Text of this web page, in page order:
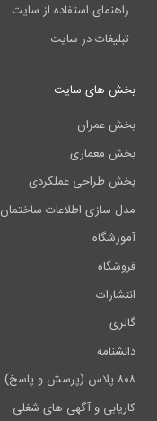
راهنمای استفاده از سایت
تبلیغات در سایت
بخش های سایت
بخش عمران
بخش معماری
بخش طراحی عملکردی
مدل سازی اطلاعات ساختمان BIM
آموزشگاه
فروشگاه
انتشارات
گالری
دانشنامه
۸۰۸ پلاس (پرسش و پاسخ)
کاریابی و آگهی های شغلی